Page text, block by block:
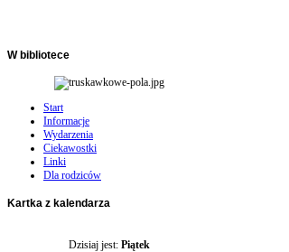
Wbibliotece
Start
Informacje
Wydarzenia
Ciekawostki
Linki
Dla rodziców
Kartka z kalendarza
Dzisiaj jest: Piątek